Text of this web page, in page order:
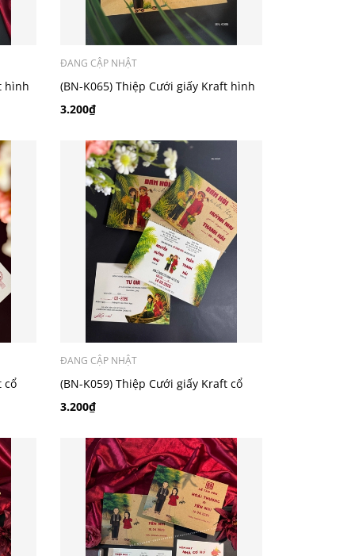
hình
ĐANG CẬP NHẬT
(BN-K065) Thiệp Cưới giấy Kraft hình
chibi
3.200₫
cổ
ĐANG CẬP NHẬT
(BN-K059) Thiệp Cưới giấy Kraft cổ
điển_retro
3.200₫